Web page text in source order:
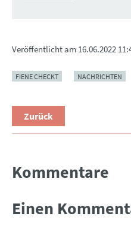
Veröffentlicht am 16.06.2022
FIENE CHECKT NACHRICHTEN
Zurück
Kommentare
Einen